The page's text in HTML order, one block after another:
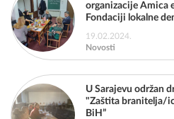
19.02.2024.
Novosti
organizacije Amica
Fondaciji lokalne
U Sarajevu održan
"Zaštita branitelja/
BiH”